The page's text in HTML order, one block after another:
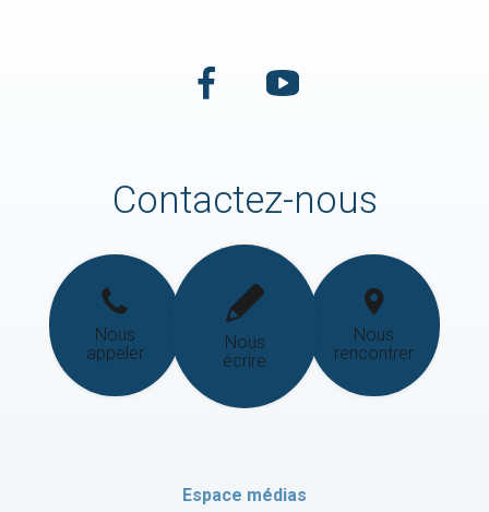
Contactez-nous
Nous
appeler
Nous
écrire
Nous
rencontrer
Espace médias